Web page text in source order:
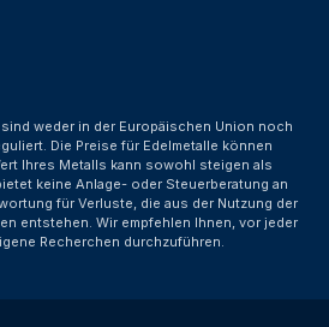
weder in der Europäischen Union noch
Die Preise für Edelmetalle können
Ihres Metalls kann sowohl steigen als
keine Anlage- oder Steuerberatung an
für Verluste, die aus der Nutzung der
entstehen. Wir empfehlen Ihnen, vor jeder
Recherchen durchzuführen.